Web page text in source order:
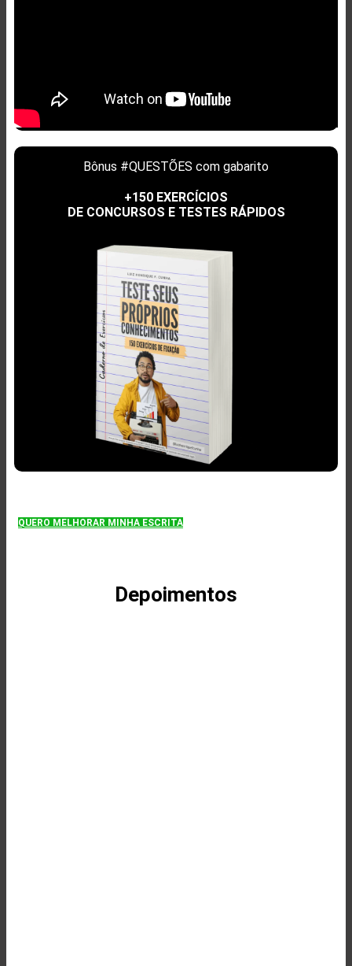
Bônus #QUESTÕES com gabarito
+150 EXERCÍCIOS
DE CONCURSOS E TESTES RÁPIDOS
QUERO MELHORAR MINHA ESCRITA
Depoimentos